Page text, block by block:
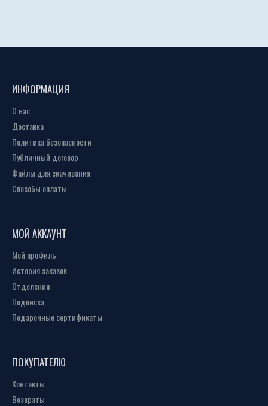
ИНФОРМАЦИЯ
О нас
Доставка
Политика безопасности
Публичный договор
Файлы для скачивания
Способы оплаты
МОЙ АККАУНТ
Мой профиль
История заказов
Отделения
Подписка
Подарочные сертификаты
ПОКУПАТЕЛЮ
Контакты
Возвраты